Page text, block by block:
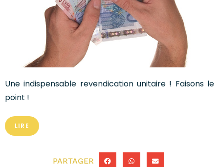
Une indispensable revendication unitaire ! Faisons le
point !
LIRE
PARTAGER